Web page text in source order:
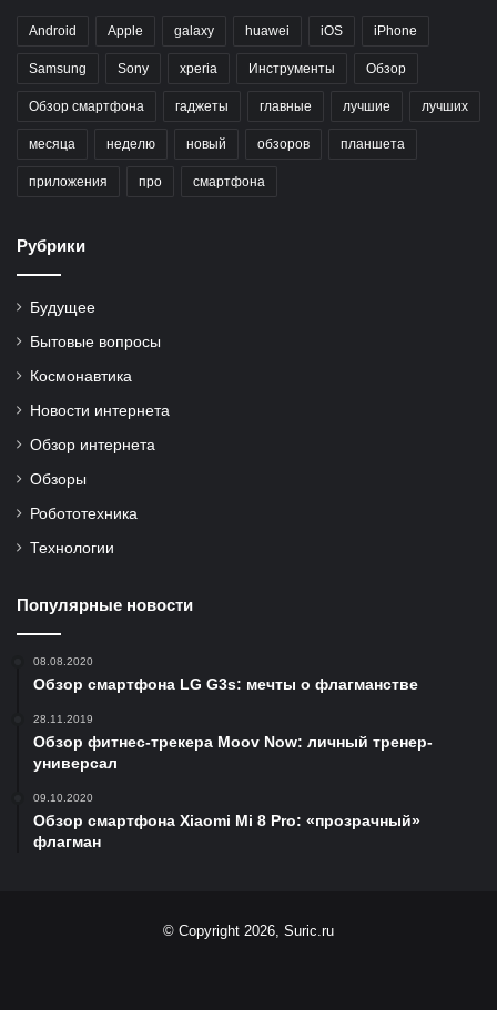
Android Apple galaxy huawei iOS iPhone
Samsung Sony xperia Инструменты Обзор
Обзор смартфона гаджеты главные лучшие лучших
месяца неделю новый обзоров планшета
приложения про смартфона
Рубрики
Будущее
Бытовые вопросы
Космонавтика
Новости интернета
Обзор интернета
Обзоры
Робототехника
Технологии
Популярные новости
08.08.2020
Обзор смартфона LG G3s: мечты о флагманстве
28.11.2019
Обзор фитнес-трекера Moov Now: личный тренер-
универсал
09.10.2020
Обзор смартфона Xiaomi Mi 8 Pro: «прозрачный»
флагман
© Copyright 2026, Suric.ru